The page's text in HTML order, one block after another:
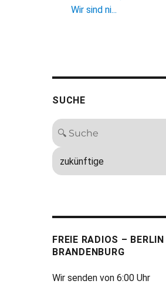
Wir sind ni...
SUCHE
FREIE RADIOS – BERLIN
BRANDENBURG
Wir senden von 6:00 Uhr